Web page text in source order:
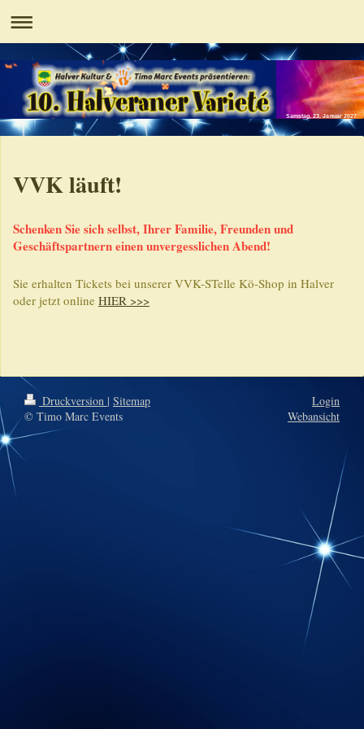
Samstag, 23. Januar 2027
VVK läuft!
Schenken Sie sich selbst, Ihrer Familie, Freunden und
Geschäftspartnern einen unvergesslichen Abend!
Sie erhalten Tickets bei unserer VVK-STelle Kö-Shop in Halver
oder jetzt online HIER >>>
Druckversion | Sitemap
© Timo Marc Events
Login
Webansicht